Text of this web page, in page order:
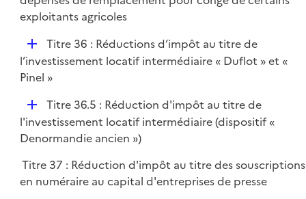
exploitants agricoles
D
é
p
e
r
Titre 36 : Réductions d’impôt au titre de
l’investissement locatif intermédiaire « Duflot » et «
Pinel »
D
é
p
i
e
Titre 36.5 : Réduction d'impôt au titre de
l'investissement locatif intermédiaire (dispositif «
Denormandie ancien »)
Titre 37 : Réduction d'impôt au titre des souscriptions
en numéraire au capital d'entreprises de presse